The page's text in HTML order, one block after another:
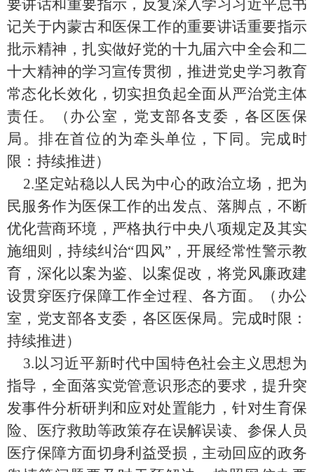
要讲话和重要指示，反复深入学习习近平总书
记关于内蒙古和医保工作的重要讲话重要指示
批示精神，扎实做好党的十九届六中全会和二
十大精神的学习宣传贯彻，推进党史学习教育
常态化长效化，切实担负起全面从严治党主体
责任。
（ 办公室，党支部各支委，各区医保
局 。排在首位的为牵头单位，下同。完成时
限： 持续推进）
2.坚定站稳以人民为中心的政治立场，把为
民服务作为医保工作的出发点、落脚点，不断
优化营商环境，严格执行中央八项规定及其实
施细则，持续纠治“四风”，开展经常性警示教
育，深化以案为鉴、以案促改，将党风廉政建
设贯穿医疗保障工作全过程、各方面。
（ 办公
室，党支部各支委，各区医保局。完成时限：
持续推进）
3.以习近平新时代中国特色社会主义思想为
指导，全面落实党管意识形态的要求，提升突
发事件分析研判和应对处置能力，针对生育保
险、医疗救助等政策存在误解误读、参保人员
医疗保障方面切身利益受损，主动回应的政务